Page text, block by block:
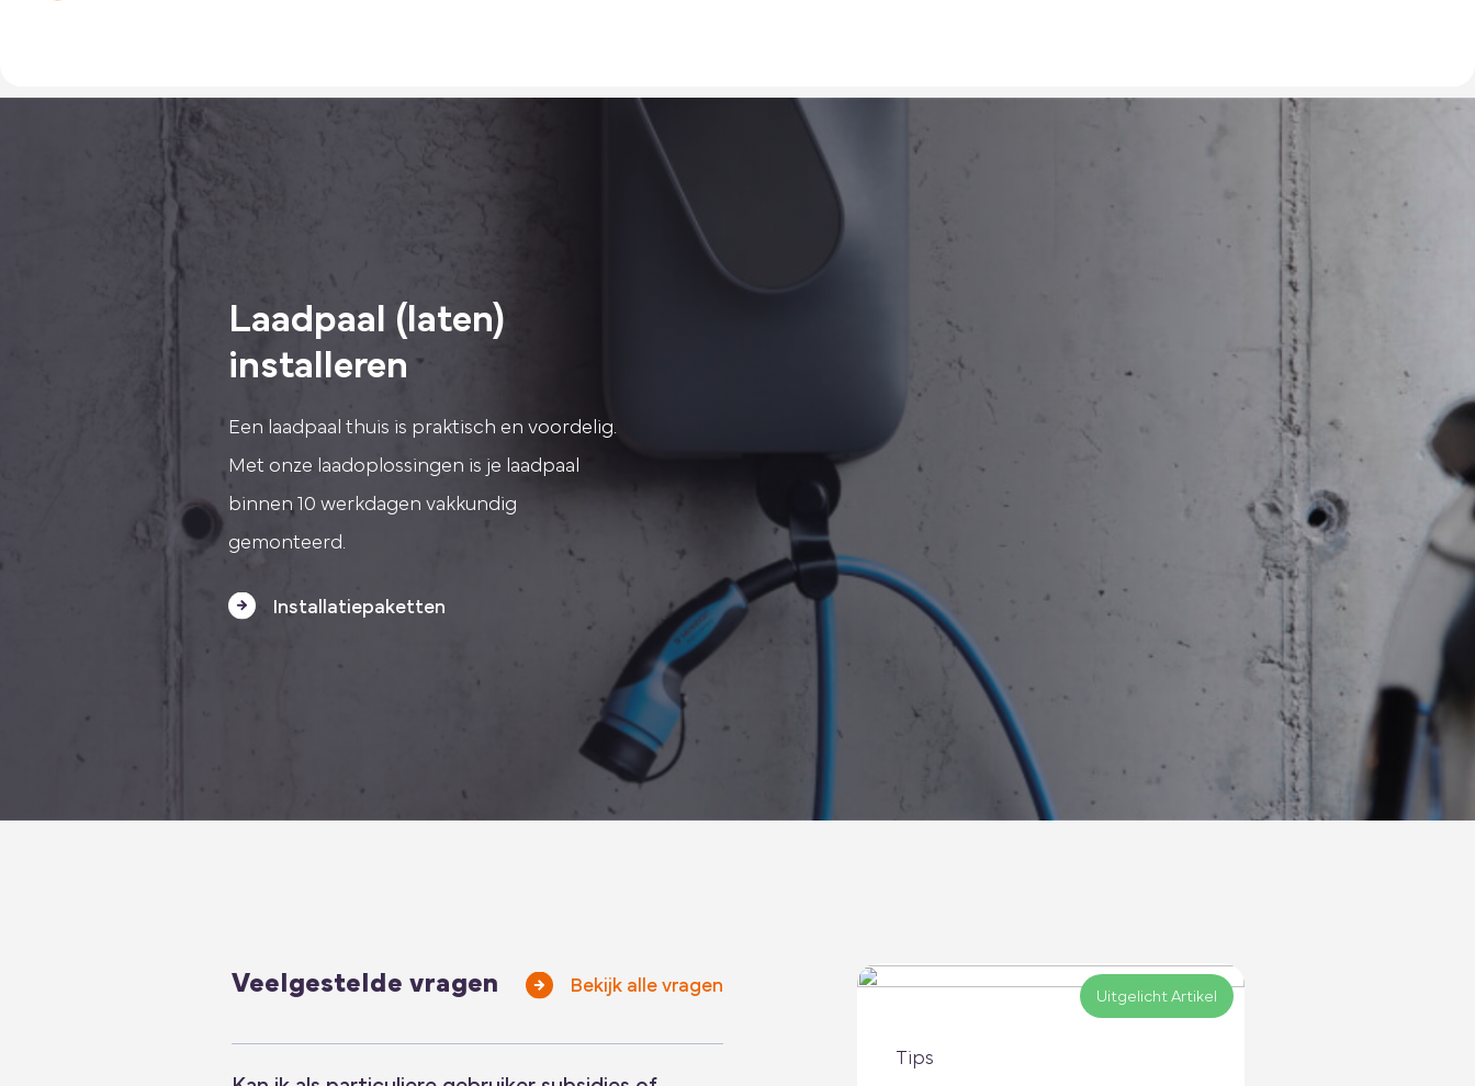
Laadpaal (laten)
installeren
Een laadpaal thuis is praktisch en voordelig.
Met onze laadoplossingen is je laadpaal
binnen 10 werkdagen vakkundig
gemonteerd.
Installatiepaketten
Veelgestelde vragen Bekijk alle vragen Uitgelicht Artikel
Tips